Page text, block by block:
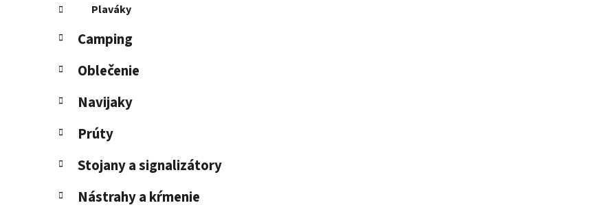
Plaváky
Camping
Oblečenie
Navijaky
Prúty
Stojany a signalizátory
Nástrahy a kŕmenie